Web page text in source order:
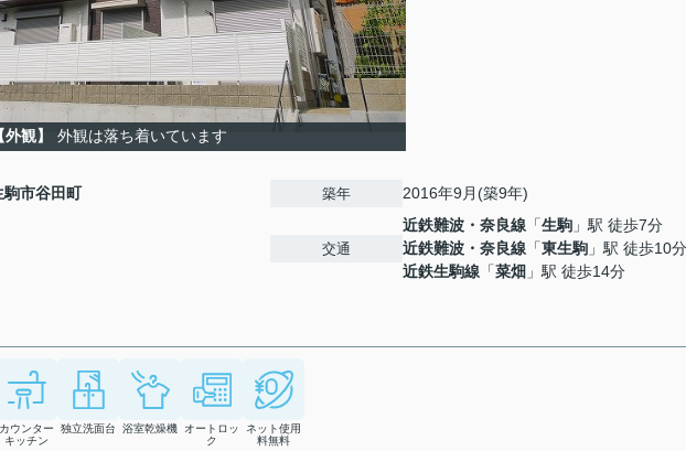
外観】 外観は落ち着いています
駒市谷田町 築年 2016年9月(築9年)
交通
近鉄難波・奈良線 「生駒 」駅 徒歩7分
近鉄難波・奈良線 「東生駒 」駅 徒歩10分
近鉄生駒線 「菜畑 」駅 徒歩14分
カウンター
キッチン
独立洗面台 浴室乾燥機
オートロッ
ク
ネット使用
料無料